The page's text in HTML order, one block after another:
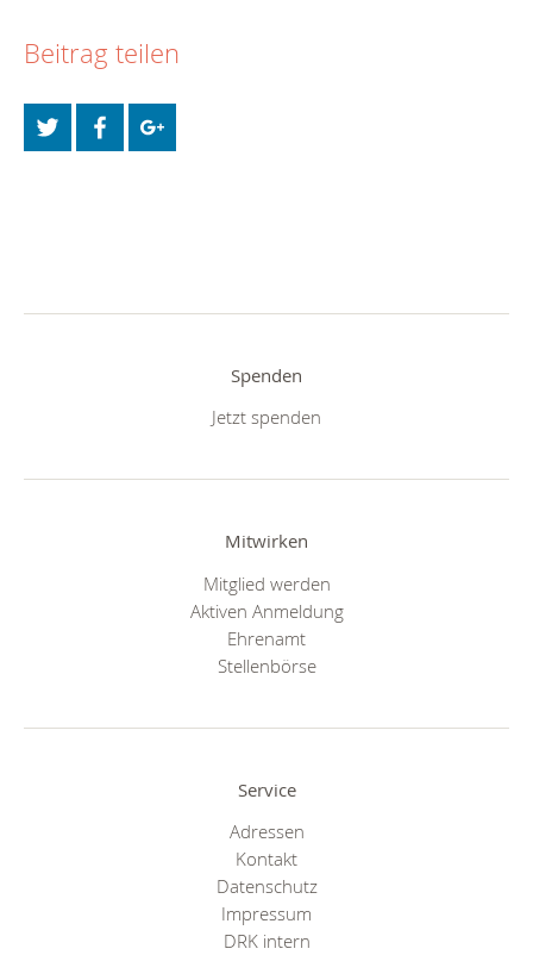
Beitrag teilen
Spenden
Jetzt spenden
Mitwirken
Mitglied werden
Aktiven Anmeldung
Ehrenamt
Stellenbörse
Service
Adressen
Kontakt
Datenschutz
Impressum
DRK intern